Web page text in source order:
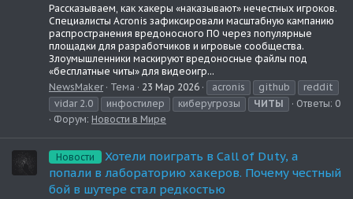
Рассказываем, как хакеры «наказывают» нечестных игроков.
Специалисты Acronis зафиксировали масштабную кампанию
распространения вредоносного ПО через популярные
площадки для разработчиков и игровые сообщества.
Злоумышленники маскируют вредоносные файлы под
«бесплатные читы» для видеоигр...
NewsMaker
Тема 23 Мар 2026 acronis github
reddit
vidar 2.0
инфостилер киберугрозы ЧИТЫ
Ответы: 0
Форум: Новости в Мире
Новости
Хотели поиграть в Call of Duty, а
попали в лабораторию хакеров. Почему честный
бой в шутере стал редкостью